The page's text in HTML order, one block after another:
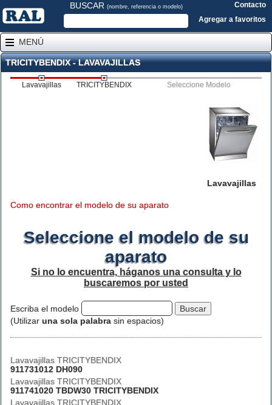
BUSCAR (nombre, referencia o modelo)
Contacto
Agregar a favoritos
MENÚ
TRICITYBENDIX - LAVAVAJILLAS
Lavavajillas TRICITYBENDIX Seleccione Modelo
Lavavajillas
Como encontrar el modelo de su aparato
Seleccione el modelo de su
aparato
Si no lo encuentra, háganos una consulta y lo
buscaremos por usted
Escriba el modelo
(Utilizar una sola palabra sin espacios)
Lavavajillas TRICITYBENDIX
911731012 DH090
Lavavajillas TRICITYBENDIX
911741020 TBDW30 TRICITYBENDIX
Lavavajillas TRICITYBENDIX